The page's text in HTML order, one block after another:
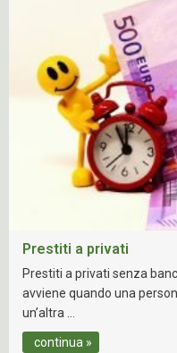
Prestiti a privati
Prestiti a privati senza
avviene quando una
un’altra …
continua »